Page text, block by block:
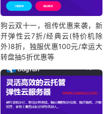
狗云双十一，祖传优惠来袭，新
开弹性云7折/经典云(特价机除
外)8折，独服优惠100元/幸运大
转盘抽5折优惠等